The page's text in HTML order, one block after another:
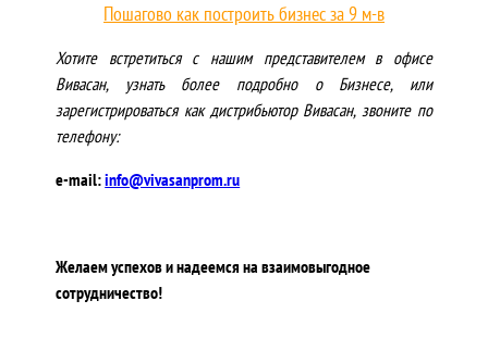
Пошагово как построить бизнес за 9 м-в
Хотите встретиться с нашим представителем в офисе
Вивасан, узнать более подробно о Бизнесе, или
зарегистрироваться как дистрибьютор Вивасан, звоните по
телефону:
e-mail:info@vivasanprom.ru
Желаем успехов и надеемся на взаимовыгодное
сотрудничество!